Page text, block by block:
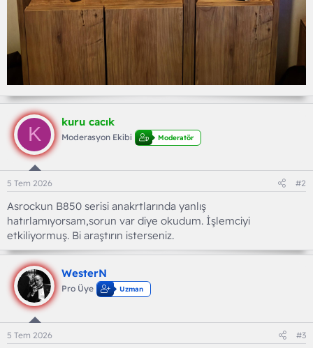
K
kuru cacık
Moderasyon Ekibi Moderatör
5 Tem 2026 #2
Asrockun B850 serisi anakrtlarında yanlış
hatırlamıyorsam,sorun var diye okudum. İşlemciyi
etkiliyormuş. Bi araştırın isterseniz.
WesterN
Pro Üye Uzman
5 Tem 2026 #3